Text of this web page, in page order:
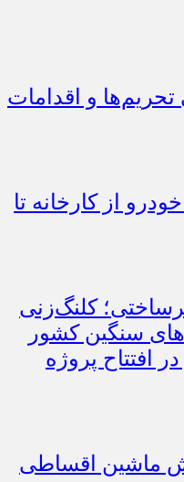
تحریم‌ها و اقدامات
خودرو از کارخانه تا
کلنگ‌زنی
سنگین کشور
افتتاح پروژه
ماشین اقساطی